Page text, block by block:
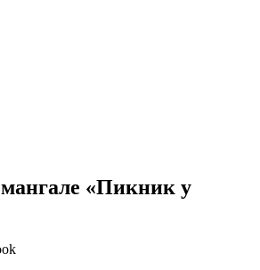
«Пикник у